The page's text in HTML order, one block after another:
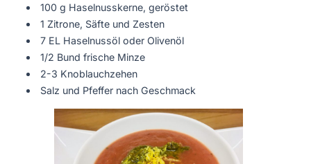
100 g Haselnusskerne, geröstet
1 Zitrone, Säfte und Zesten
7 EL Haselnussöl oder Olivenöl
1/2 Bund frische Minze
2-3 Knoblauchzehen
Salz und Pfeffer nach Geschmack